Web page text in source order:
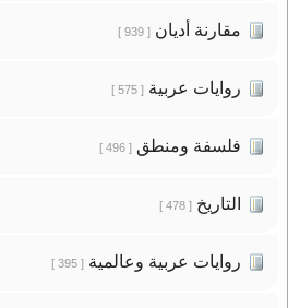
مقارنة أديان[ 939 ]
روايات عربية[ 575 ]
فلسفة ومنطق[ 496 ]
التاريخ[ 478 ]
روايات عربية وعالمية[ 395 ]